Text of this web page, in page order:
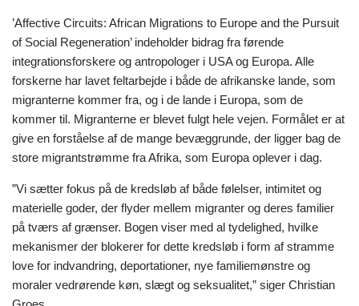
’Affective Circuits: African Migrations to Europe and the Pursuit
of Social Regeneration’ indeholder bidrag fra førende
integrationsforskere og antropologer i USA og Europa. Alle
forskerne har lavet feltarbejde i både de afrikanske lande, som
migranterne kommer fra, og i de lande i Europa, som de
kommer til. Migranterne er blevet fulgt hele vejen. Formålet er at
give en forståelse af de mange bevæggrunde, der ligger bag de
store migrantstrømme fra Afrika, som Europa oplever i dag.
”Vi sætter fokus på de kredsløb af både følelser, intimitet og
materielle goder, der flyder mellem migranter og deres familier
på tværs af grænser. Bogen viser med al tydelighed, hvilke
mekanismer der blokerer for dette kredsløb i form af stramme
love for indvandring, deportationer, nye familiemønstre og
moraler vedrørende køn, slægt og seksualitet,” siger Christian